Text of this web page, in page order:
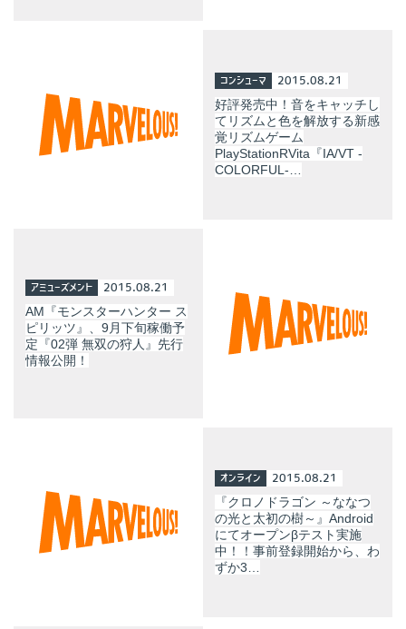
コンシューマ 2015.08.21
好評発売中！音をキャッチし
てリズムと色を解放する新感
覚リズムゲーム
PlayStationRVita『IA/VT -
COLORFUL-…
アミューズメント 2015.08.21
AM『モンスターハンター ス
ピリッツ』、9月下旬稼働予
定『02弾 無双の狩人』先行
情報公開！
オンライン 2015.08.21
『クロノドラゴン ～ななつ
の光と太初の樹～』Android
にてオープンβテスト実施
中！！事前登録開始から、わ
ずか3…